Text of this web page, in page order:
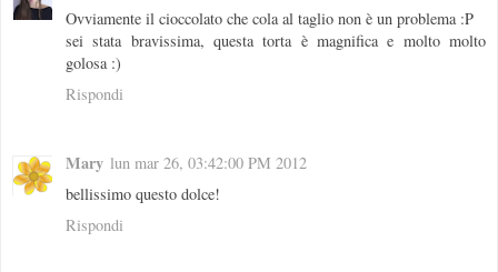
Ovviamente il cioccolato che cola al taglio non è un problema :P
sei stata bravissima, questa torta è magnifica e molto molto
golosa :)
Rispondi
Mary lun mar 26, 03:42:00 PM 2012
bellissimo questo dolce!
Rispondi